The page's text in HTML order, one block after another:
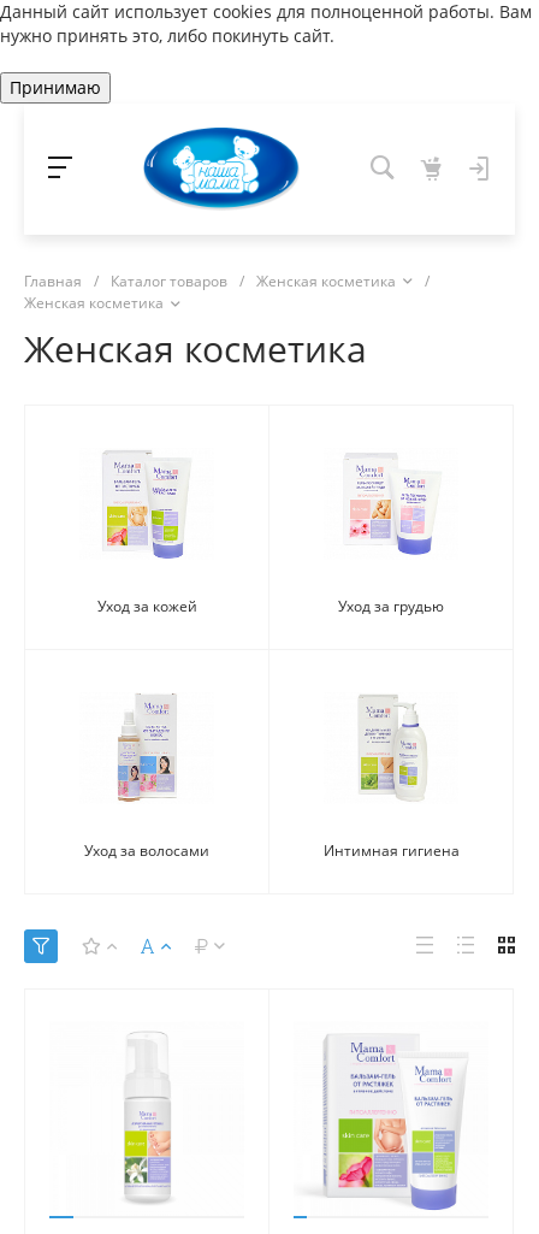
Данный сайт использует cookies для полноценной работы. Вам
нужно принять это, либо покинуть сайт.
Принимаю
Главная / Каталог товаров / Женская косметика
/
Женская косметика
Женская косметика
Уход за кожей Уход за грудью
Уход за волосами Интимная гигиена